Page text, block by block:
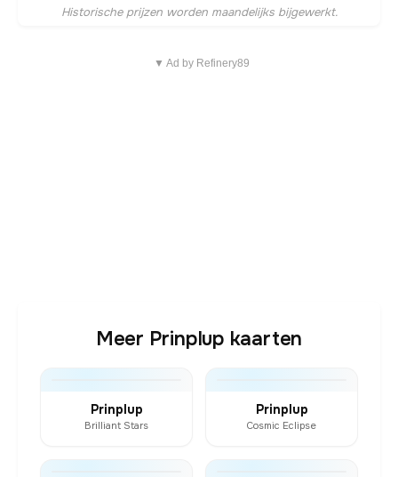
Historische prijzen worden maandelijks bijgewerkt.
▼ Ad by Refinery89
Meer Prinplup kaarten
Prinplup
Brilliant Stars
Prinplup
Cosmic Eclipse